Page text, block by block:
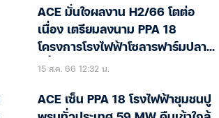
ACE มั่นใจผลงาน H2/66 โตต่อ
เนื่อง เตรียมลงนาม PPA 18
โครงการโรงไฟฟ้าโซลารฟาร์มปลาย
ปีนี้
15 ส.ค. 66 12:32 น.
ACE เซ็น PPA 18 โรงไฟฟ้าชุมชนปู